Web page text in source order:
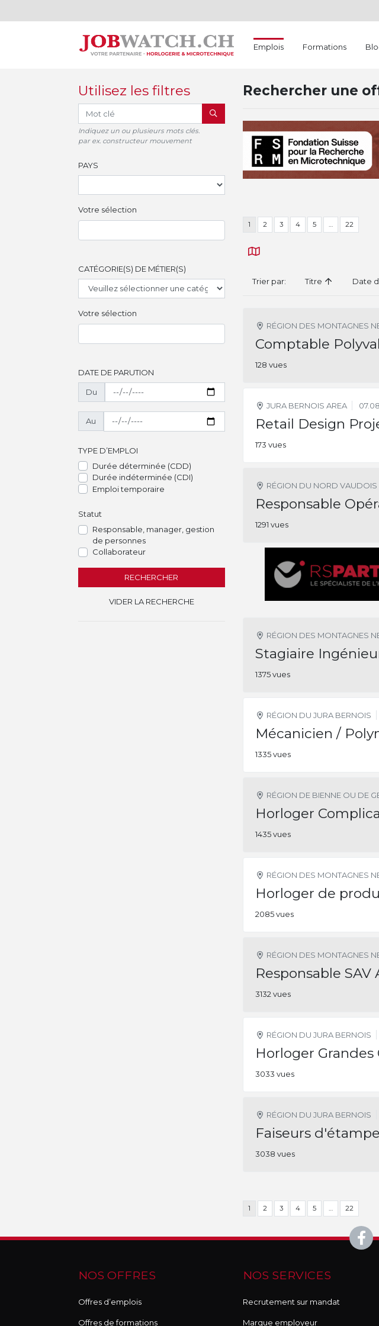
Emplois(current)Formations
Utilisez les filtres
RECHERCHER
Indiquez un ou plusieurs mots clés.
par ex. constructeur mouvement
PAYS
Votre sélection
CATÉGORIE(S) DE MÉTIER(S)
Votre sélection
DATE DE PARUTION
Du
Au
TYPE D’EMPLOI
Durée déterminée (CDD)
Durée indéterminée (CDI)
Emploi temporaire
Statut
Responsable, manager, gestion
de personnes
Collaborateur
RECHERCHER
VIDER LA RECHERCHE
Rechercher une
1 2 3 4 5 22
Trier par: Titre Date
RÉGION DES MONTAGNES
Comptable
128 vues
JURA BERNOIS AREA
Retail Design
173 vues
RÉGION DU NORD VAUDOIS
Responsable
1291 vues
RÉGION DES MONTAGNES
Stagiaire
1375 vues
RÉGION DU JURA BERNOIS
Mécanicien /
1335 vues
RÉGION DE BIENNE OU DE
Horloger
1435 vues
RÉGION DES MONTAGNES
Horloger de
2085 vues
RÉGION DES MONTAGNES
Responsable
3132 vues
RÉGION DU JURA BERNOIS
Horloger
3033 vues
RÉGION DU JURA BERNOIS
Faiseurs
3038 vues
1 2 3 4 5 22
NOS OFFRES
Offres d’emplois
Offres de formations
NOS SERVICES
Recrutement sur mandat
Marque employeur